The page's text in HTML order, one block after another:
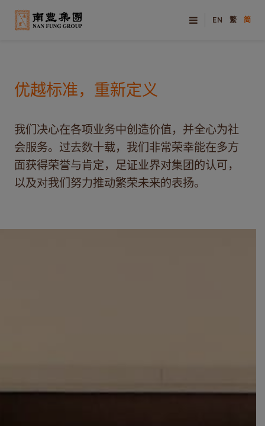
EN 繁 简
优越标准，重新定义
我们决心在各项业务中创造价值，并全心为社
会服务。过去数十载，我们非常荣幸能在多方
面获得荣誉与肯定，足证业界对集团的认可，
以及对我们努力推动繁荣未来的表扬。